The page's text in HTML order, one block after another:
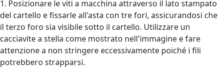
1. Posizionare le viti a macchina attraverso il lato stampato
del cartello e fissarle all'asta con tre fori, assicurandosi che
il terzo foro sia visibile sotto il cartello. Utilizzare un
cacciavite a stella come mostrato nell'immagine e fare
attenzione a non stringere eccessivamente poiché i fili
potrebbero strapparsi.